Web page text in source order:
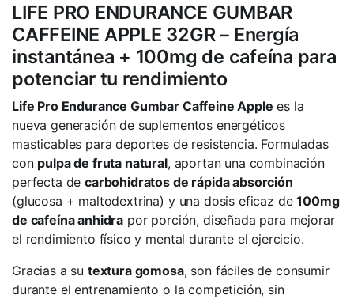
LIFE PRO ENDURANCE GUMBAR
CAFFEINE APPLE 32GR – Energía
instantánea + 100mg de cafeína para
potenciar tu rendimiento
Life Pro Endurance Gumbar Caffeine Apple es la
nueva generación de suplementos energéticos
masticables para deportes de resistencia. Formuladas
con pulpa de fruta natural, aportan una combinación
perfecta decarbohidratos de rápida absorción
(glucosa + maltodextrina) y una dosis eficaz de100mg
de cafeína anhidra por porción, diseñada para mejorar
el rendimiento físico y mental durante el ejercicio.
Gracias a su textura gomosa, son fáciles de consumir
durante el entrenamiento o la competición, sin